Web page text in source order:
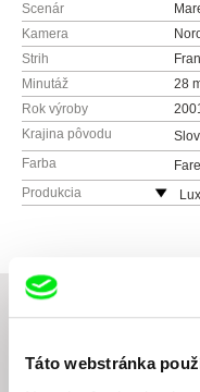
Táto webstránka
Scenár
Kamera
Strih
Minutáž
28
Rok výroby
Krajina pôvodu
Farba
Produkcia
Súvisiace filmy (20)